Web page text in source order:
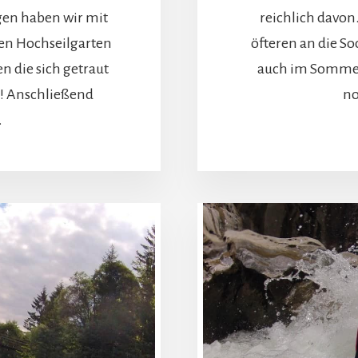
haben wir mit
Hochseilgarten
die sich getraut
Anschließend
reichlich
öfteren an die
auch im